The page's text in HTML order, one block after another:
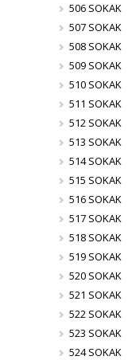
506 SOKAK
507 SOKAK
508 SOKAK
509 SOKAK
510 SOKAK
511 SOKAK
512 SOKAK
513 SOKAK
514 SOKAK
515 SOKAK
516 SOKAK
517 SOKAK
518 SOKAK
519 SOKAK
520 SOKAK
521 SOKAK
522 SOKAK
523 SOKAK
524 SOKAK